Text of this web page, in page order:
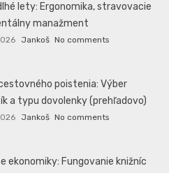
lety: Ergonomika, stravovacie
manažment
Jankoš No comments
poistenia: Výber
a typu dovolenky (prehľadovo)
Jankoš No comments
ekonomiky: Fungovanie knižníc